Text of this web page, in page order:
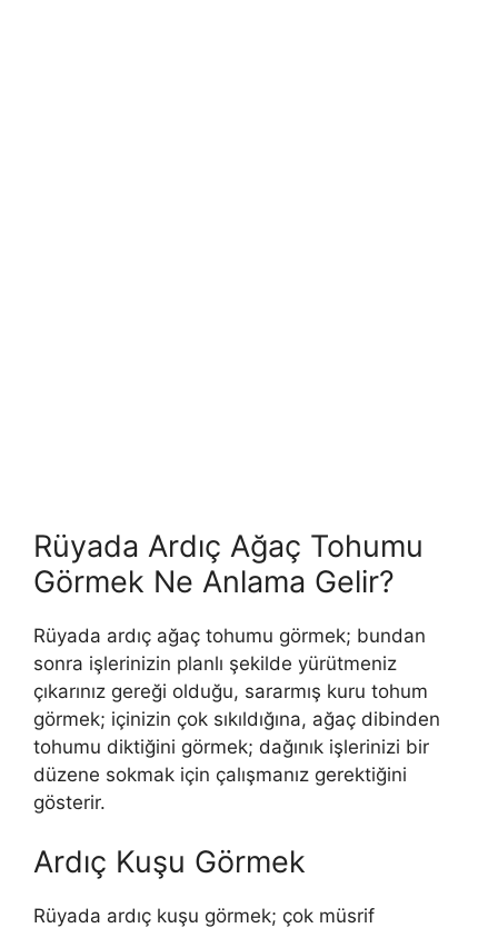
Rüyada Ardıç Ağaç Tohumu
Görmek Ne Anlama Gelir?
Rüyada ardıç ağaç tohumu görmek; bundan
sonra işlerinizin planlı şekilde yürütmeniz
çıkarınız gereği olduğu, sararmış kuru tohum
görmek; içinizin çok sıkıldığına, ağaç dibinden
tohumu diktiğini görmek; dağınık işlerinizi bir
düzene sokmak için çalışmanız gerektiğini
gösterir.
Ardıç Kuşu Görmek
Rüyada ardıç kuşu görmek; çok müsrif